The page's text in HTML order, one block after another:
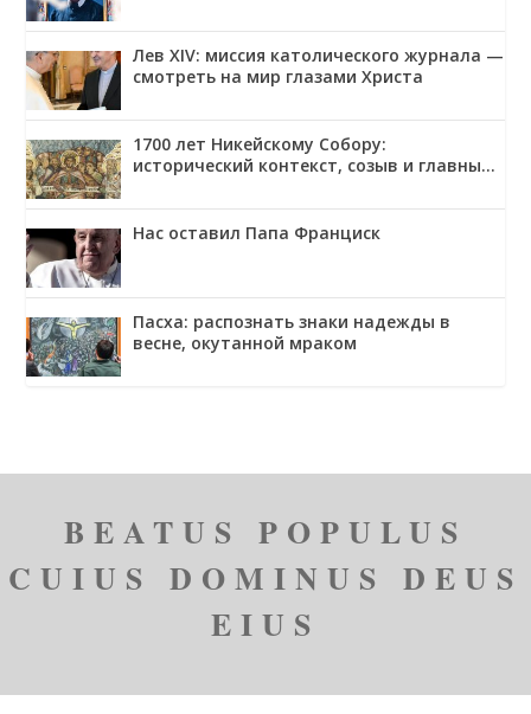
Лев XIV: миссия католического журнала —
смотреть на мир глазами Христа
1700 лет Никейскому Собору:
исторический контекст, созыв и главные
Нас оставил Папа Франциск
Пасха: распознать знаки надежды в
весне, окутанной мраком
BEATUS POPULUS
CUIUS DOMINUS DEUS
EIUS